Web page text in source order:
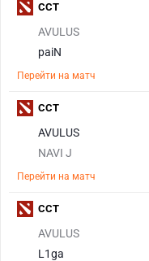
AVULUS
paiN
Перейти на матч
CCT
AVULUS
NAVI J
Перейти на матч
CCT
AVULUS
L1ga
CCT